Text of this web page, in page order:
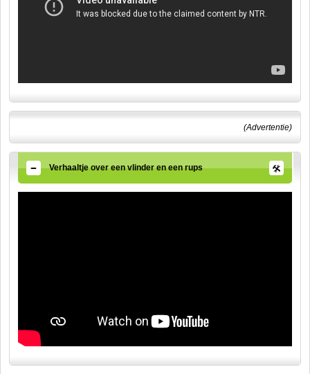
(Advertentie)
Verhaaltje over een vlinder en een rups